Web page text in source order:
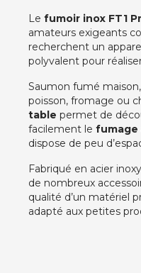
Le fumoir inox FT1
amateurs exigeants
recherchent un
polyvalent pour
Saumon fumé
poisson, fromage ou
table permet de
facilement le fumage
dispose de peu
Fabriqué en acier
de nombreux
qualité d’un matériel
adapté aux petites